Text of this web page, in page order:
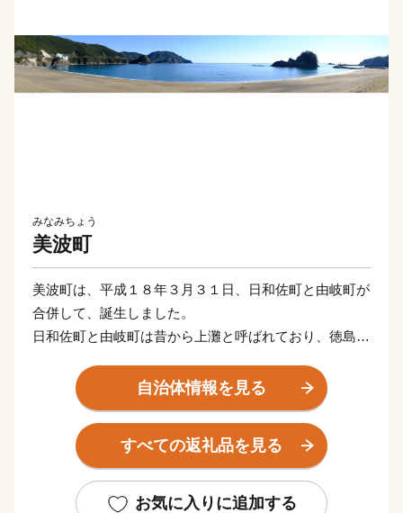
みなみちょう
美波町
美波町は、平成１８年３月３１日、日和佐町と由岐町が
合併して、誕生しました。
日和佐町と由岐町は昔から上灘と呼ばれており、徳島県
北は阿南市、那賀町、西は牟岐町、海陽町に接し、南東
は太平洋に望み、暖かい黒潮の良好な漁場を有していま
海岸部は、海亀が産卵をする砂浜、陸けい島、離島、海
富んだ海岸線となっており、多くは「室戸阿南海岸国定
自治体情報を見る
すべての返礼品を見る
お気に入りに追加する